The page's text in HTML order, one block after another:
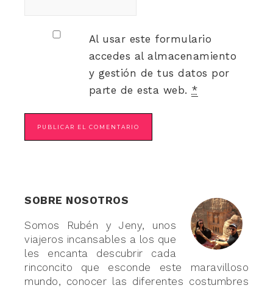
Al usar este formulario
accedes al almacenamiento
y gestión de tus datos por
parte de esta web. *
SOBRE NOSOTROS
Somos Rubén y Jeny, unos
viajeros incansables a los que
les encanta descubrir cada
rinconcito que esconde este maravilloso
mundo, conocer las diferentes costumbres